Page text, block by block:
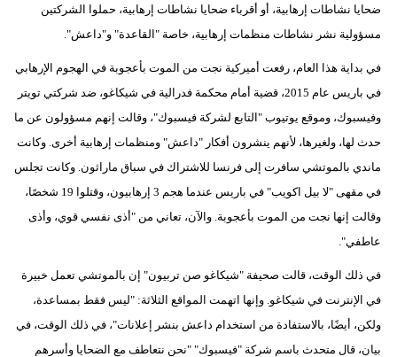
ضحايا نشاطات إرهابية، أو أقرباء ضحايا نشاطات إرهابية، حملوا الشركتين
مسؤولية نشر نشاطات منظمات إرهابية، خاصة "القاعدة" و"داعش".
في بداية هذا العام، رفعت أميركية نجت من الموت بأعجوبة في الهجوم الإرهابي
في باريس عام 2015، قضية أمام محكمة فدرالية في شيكاغو، ضد شركتي تويتر
وفيسبوك، وموقع يوتيوب "التابع لشركة فيسبوك"، وقالت إنهم مسؤولون عن ما
حدث لها، ولغيرها، لأنهم ينشرون أفكار "داعش" ومنظمات إرهابية أخرى. وكانت
ماندي بالموتشي سافرت إلى فرنسا للاشتراك في سباق ماراثون. وكانت تجلس
في مقهى "لا بيل اكويب" في باريس عندما هجم 3 إرهابيون، وقتلوا 19 شخصًا،
وقالت إنها نجت من الموت بأعجوبة. والآن، تعاني من "أذى نفسي قوي، وأذى
عاطفي".
في ذلك الوقت، قالت صحيفة "شيكاغو صن تربيون" إن بالموتشي تعمل خبيرة
في الإنترنت في شيكاغو. وإنها اتهمت المواقع الثلاثة: "ليس فقط بمساعدة،
ولكن، أيضًا، بالاستفادة من استخدام داعش بنشر إعلانات"، في ذلك الوقت، في
بيان، قال متحدث باسم شركة "فيسبوك" "نحن نتعاطف مع الضحايا وأسرهم